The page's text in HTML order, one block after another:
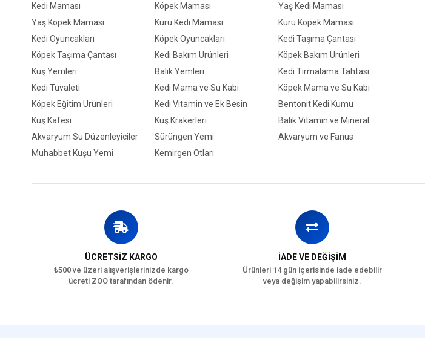
Kedi Maması Köpek Maması
Yaş Kedi Maması
Yaş Köpek Maması
Kuru Kedi Maması
Kuru Köpek Maması
Kedi Oyuncakları
Köpek Oyuncakları
Kedi Taşıma Çantası
Köpek Taşıma Çantası
Kedi Bakım Ürünleri
Köpek Bakım Ürünleri
Kuş Yemleri
Balık Yemleri
Kedi Tırmalama Tahtası
Kedi Tuvaleti
Kedi Mama ve Su Kabı
Köpek Mama ve Su Kabı
Köpek Eğitim Ürünleri
Kedi Vitamin ve Ek Besin
Bentonit Kedi Kumu
Kuş Kafesi
Kuş Krakerleri
Balık Vitamin ve Mineral
Akvaryum Su Düzenleyiciler
Sürüngen Yemi
Akvaryum ve Fanus
Muhabbet Kuşu Yemi
Kemirgen Otları
ÜCRETSİZ KARGO
₺500 ve üzeri alışverişlerinizde kargo
ücreti ZOO tarafından ödenir.
İADE VE DEĞİŞİM
Ürünleri 14 gün içerisinde iade edebilir
veya değişim yapabilirsiniz.